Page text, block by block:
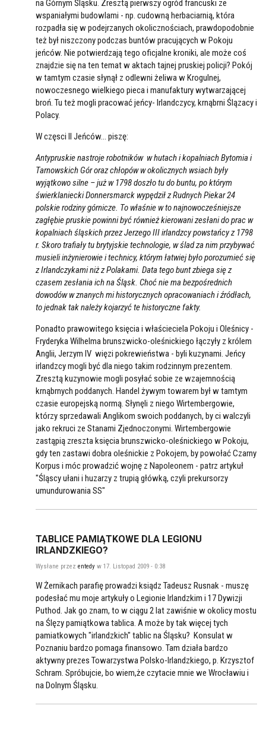
na Górnym Śląsku. Zresztą pierwszy ogród francuski ze
wspaniałymi budowlami - np. cudowną herbaciarnią, która
rozpadła się w podejrzanych okolicznościach, prawdopodobnie
też był niszczony podczas buntów pracujących w Pokoju
jeńców. Nie potwierdzają tego oficjalne kroniki, ale może coś
znajdzie się na ten temat w aktach tajnej pruskiej policji? Pokój
w tamtym czasie słynął z odlewni żeliwa w Krogulnej,
nowoczesnego wielkiego pieca i manufaktury wytwarzającej
broń. Tu też mogli pracować jeńcy- Irlandczycy, krnąbrni Ślązacy i
Polacy.
W częsci II Jeńców... piszę:
Antypruskie nastroje robotników w hutach i kopalniach Bytomia i
Tarnowskich Gór oraz chłopów w okolicznych wsiach były
wyjątkowo silne – już w 1798 doszło tu do buntu, po którym
świerklaniecki Donnersmarck wypędził z Rudnych Piekar 24
polskie rodziny górnicze. To właśnie w to najnowocześniejsze
zagłębie pruskie powinni być również kierowani zesłani do prac w
kopalniach śląskich przez Jerzego III irlandzcy powstańcy z 1798
r. Skoro trafiały tu brytyjskie technologie, w ślad za nim przybywać
musieli inżynierowie i technicy, którym łatwiej było porozumieć się
z Irlandczykami niż z Polakami. Data tego bunt zbiega się z
czasem zesłania ich na Śląsk. Choć nie ma bezpośrednich
dowodów w znanych mi historycznych opracowaniach i źródłach,
to jednak tak należy kojarzyć te historyczne fakty.
Ponadto prawowitego księcia i właścieciela Pokoju i Oleśnicy -
Fryderyka Wilhelma brunszwicko-oleśnickiego łączyły z królem
Anglii, Jerzym IV więzi pokrewieństwa - byli kuzynami. Jeńcy
irlandzcy mogli być dla niego takim rodzinnym prezentem.
Zresztą kuzynowie mogli posyłać sobie ze wzajemnością
krnąbrnych poddanych. Handel żywym towarem był w tamtym
czasie europejską normą. Słynęli z niego Wirtembergowie,
którzy sprzedawali Anglikom swoich poddanych, by ci walczyli
jako rekruci ze Stanami Zjednoczonymi. Wirtembergowie
zastąpią zreszta księcia brunszwicko-oleśnickiego w Pokoju,
gdy ten zastawi dobra oleśnickie z Pokojem, by powołać Czarny
Korpus i móc prowadzić wojnę z Napoleonem - patrz artykuł
"Śląscy ułani i huzarzy z trupią główką, czyli prekursorzy
umundurowania SS"
TABLICE PAMIĄTKOWE DLA LEGIONU
IRLANDZKIEGO?
Wysłane przez entedy w 17. Listopad 2009 - 0:38
W Żernikach parafię prowadzi ksiądz Tadeusz Rusnak - muszę
podesłać mu moje artykuły o Legionie Irlandzkim i 17 Dywizji
Puthod. Jak go znam, to w ciągu 2 lat zawiśnie w okolicy mostu
na Ślęzy pamiątkowa tablica. A może by tak więcej tych
pamiatkowych "irlandzkich" tablic na Śląsku? Konsulat w
Poznaniu bardzo pomaga finansowo. Tam działa bardzo
aktywny prezes Towarzystwa Polsko-Irlandzkiego, p. Krzysztof
Schram. Spróbujcie, bo wiem,że czytacie mnie we Wrocławiu i
na Dolnym Śląsku.